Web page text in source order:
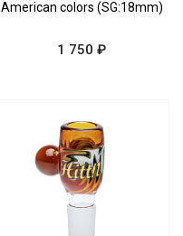
American colors (SG:18mm)
1 750 ₽